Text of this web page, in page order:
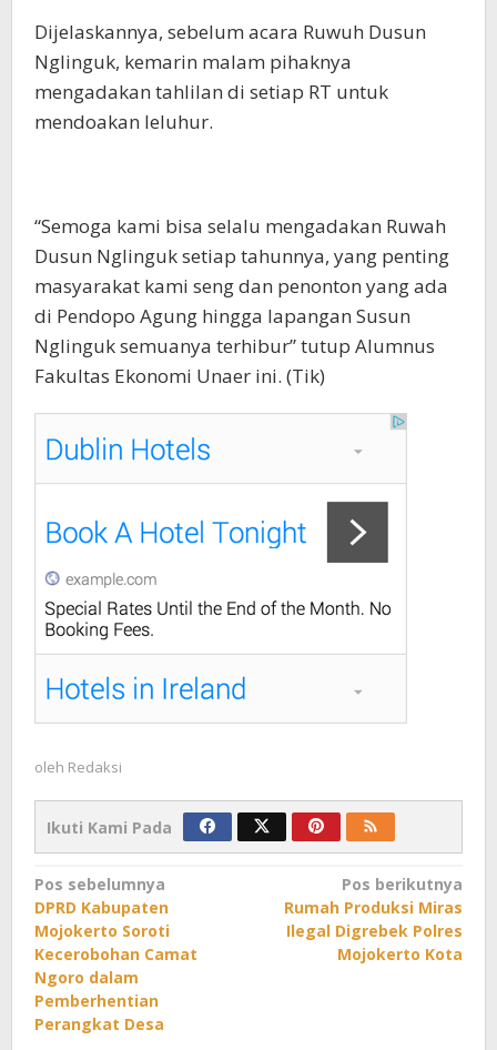
Dijelaskannya, sebelum acara Ruwuh Dusun
Nglinguk, kemarin malam pihaknya
mengadakan tahlilan di setiap RT untuk
mendoakan leluhur.
“Semoga kami bisa selalu mengadakan Ruwah
Dusun Nglinguk setiap tahunnya, yang penting
masyarakat kami seng dan penonton yang ada
di Pendopo Agung hingga lapangan Susun
Nglinguk semuanya terhibur” tutup Alumnus
Fakultas Ekonomi Unaer ini. (Tik)
oleh Redaksi
Ikuti Kami Pada
Navigasi
pos
Pos sebelumnya
DPRD Kabupaten
Mojokerto Soroti
Kecerobohan Camat
Ngoro dalam
Pemberhentian
Perangkat Desa
Pos berikutnya
Rumah Produksi Miras
Ilegal Digrebek Polres
Mojokerto Kota